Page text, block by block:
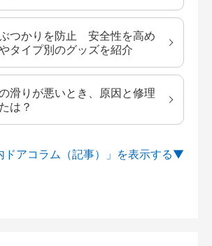
つかりを防止 安全性を高め
タイプ別のグッズを紹介
滑りが悪いとき、原因と修理
は？
ドアコラム（記事）」を